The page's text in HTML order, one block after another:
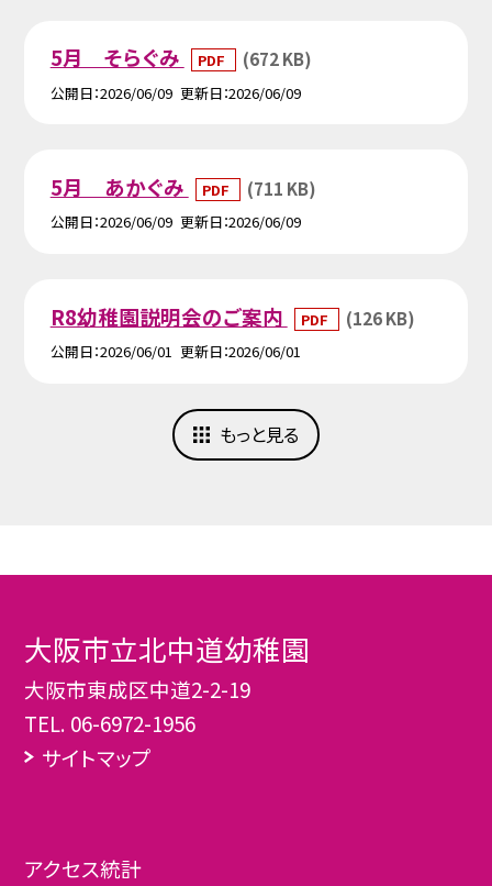
5月 そらぐみ PDF (672 KB)
公開日 2026/06/09 更新日 2026/06/09
5月 あかぐみ PDF (711 KB)
公開日 2026/06/09 更新日 2026/06/09
R8幼稚園説明会のご案内 PDF (126 KB)
公開日 2026/06/01 更新日 2026/06/01
もっと見る
大阪市立北中道幼稚園
大阪市東成区中道2-2-19
TEL. 06-6972-1956
サイトマップ
アクセス統計